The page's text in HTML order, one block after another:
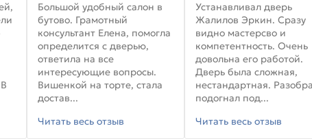
Большой удобный салон в
бутово. Грамотный
консультант Елена, помогла
определится с дверью,
ответила на все
интересующие вопросы.
Вишенкой на торте, стала
достав...
Читать весь отзыв
Устанавливал дверь
Жалилов Эркин. Сразу
видно мастерсво и
компетентность. Очень
довольна его работой.
Дверь была сложная,
нестандартная.
подогнал под...
Читать весь отзыв